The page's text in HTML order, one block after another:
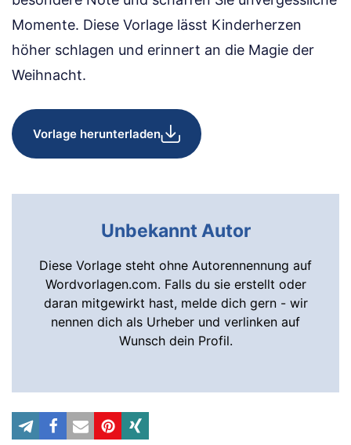
Momente. Diese Vorlage lässt Kinderherzen
höher schlagen und erinnert an die Magie der
Weihnacht.
Vorlage herunterladen
Unbekannt Autor
Diese Vorlage steht ohne Autorennennung auf
Wordvorlagen.com. Falls du sie erstellt oder
daran mitgewirkt hast, melde dich gern - wir
nennen dich als Urheber und verlinken auf
Wunsch dein Profil.